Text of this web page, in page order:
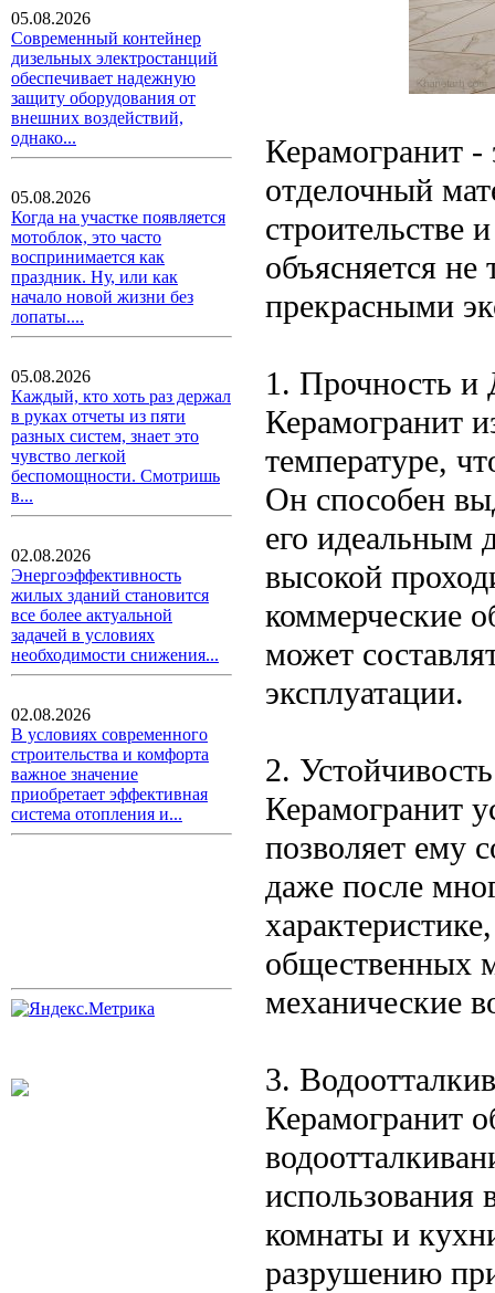
05.08.2026
Современный контейнер
дизельных электростанций
обеспечивает надежную
защиту оборудования от
внешних воздействий,
однако...
05.08.2026
Когда на участке появляется
мотоблок, это часто
воспринимается как
праздник. Ну, или как
начало новой жизни без
лопаты....
05.08.2026
Каждый, кто хоть раз держал
в руках отчеты из пяти
разных систем, знает это
чувство легкой
беспомощности. Смотришь
в...
02.08.2026
Энергоэффективность
жилых зданий становится
все более актуальной
задачей в условиях
необходимости снижения...
02.08.2026
В условиях современного
строительства и комфорта
важное значение
приобретает эффективная
система отопления и...
Керамогранит
отделочный
строительстве
объясняется не
прекрасными
1. Прочность и
Керамогранит
температуре,
Он способен
его идеальным
высокой
коммерческие
может
эксплуатации.
2.
Керамогранит
позволяет ему
даже после
общественных
механические
3.
Керамогранит
комнаты и
разрушению